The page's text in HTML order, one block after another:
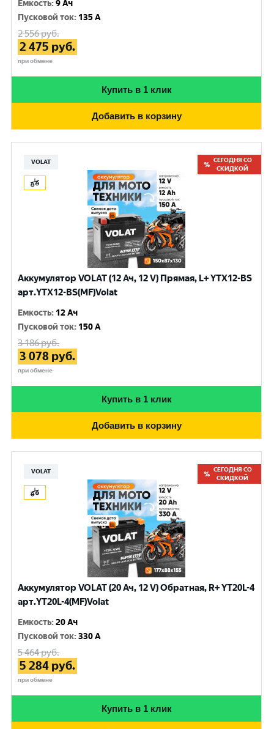
Емкость:9 Ач
Пусковой ток: 135 A
2 556руб.
2 475 руб.
при обмене
Купить в 1 клик
Добавить в корзину
VOLAT
СЕГОДНЯ СО
СКИДКОЙ
Аккумулятор VOLAT (12 Ач, 12 V) Прямая, L+ YTX12-BS
арт.YTX12-BS(MF)Volat
Емкость: 12 Ач
Пусковой ток: 150 A
3 186руб.
3 078 руб.
при обмене
Купить в 1 клик
Добавить в корзину
VOLAT
СЕГОДНЯ СО
СКИДКОЙ
Аккумулятор VOLAT (20 Ач, 12 V) Обратная, R+ YT20L-4
арт.YT20L-4(MF)Volat
Емкость:20 Ач
Пусковой ток:330 A
5 464руб.
5 284 руб.
при обмене
Купить в 1 клик